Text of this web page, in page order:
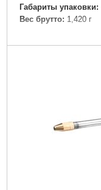
Габариты упаковки:
Вес брутто: 1,420 г